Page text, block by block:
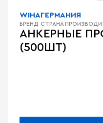
АНКЕРНЫЕ
(500ШТ)
WIHA
БРЕНД
ГЕРМАНИЯ
СТРАНА